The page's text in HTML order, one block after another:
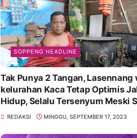
SOPPENG HEADLINE
Tak Punya 2 Tangan, Lasennang
kelurahan Kaca Tetap Optimis
Hidup, Selalu Tersenyum Meski
REDAKSI MINGGU, SEPTEMBER 17, 2023